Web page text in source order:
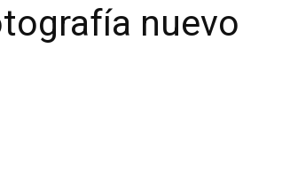
nuevo